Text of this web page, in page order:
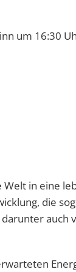
um 16:30
in eine
die
auch